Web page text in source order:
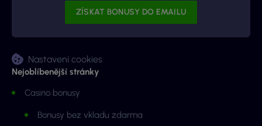
Nastavení cookies
Nejoblíbenější stránky
Casino bonusy
Bonusy bez vkladu zdarma